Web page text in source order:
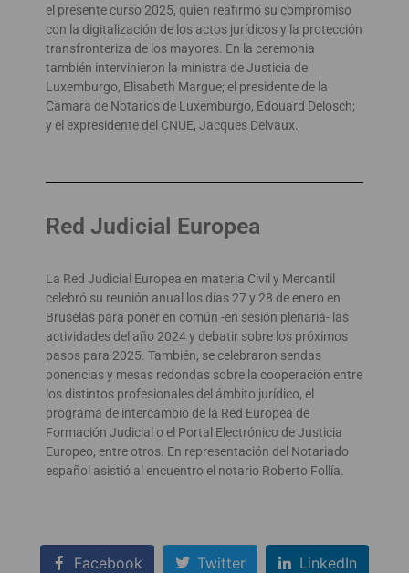
el presente curso 2025, quien reafirmó su compromiso
con la digitalización de los actos jurídicos y la protección
transfronteriza de los mayores. En la ceremonia
también intervinieron la ministra de Justicia de
Luxemburgo, Elisabeth Margue; el presidente de la
Cámara de Notarios de Luxemburgo, Edouard Delosch;
y el expresidente del CNUE, Jacques Delvaux.
Red Judicial Europea
La Red Judicial Europea en materia Civil y Mercantil
celebró su reunión anual los días 27 y 28 de enero en
Bruselas para poner en común -en sesión plenaria- las
actividades del año 2024 y debatir sobre los próximos
pasos para 2025. También, se celebraron sendas
ponencias y mesas redondas sobre la cooperación entre
los distintos profesionales del ámbito jurídico, el
programa de intercambio de la Red Europea de
Formación Judicial o el Portal Electrónico de Justicia
Europeo, entre otros. En representación del Notariado
español asistió al encuentro el notario Roberto Follía.
Facebook Twitter LinkedIn